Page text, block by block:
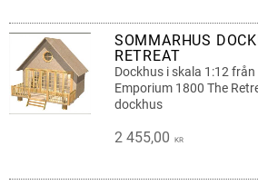
SOMMARHUS
RETREAT
Dockhus i skala 1:12
Emporium 1800 The
dockhus
2 455,00 KR